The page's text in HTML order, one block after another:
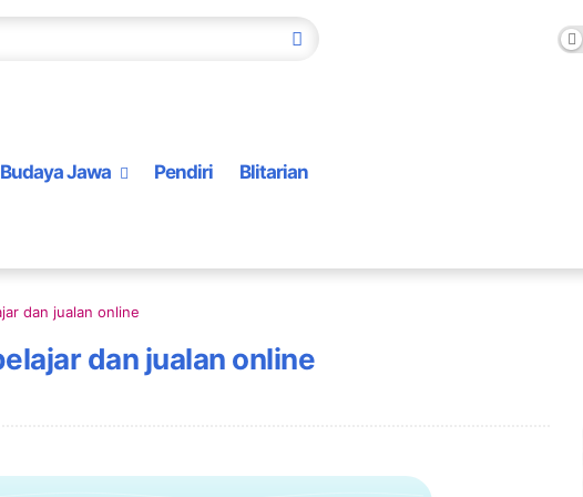
Budaya Jawa Pendiri Blitarian
dan jualan online
dan jualan online